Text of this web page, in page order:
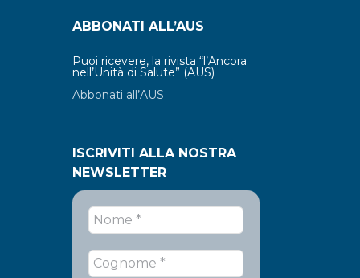
ABBONATI ALL’AUS
Puoi ricevere, la rivista “l’Ancora
nell’Unità di Salute” (AUS)
Abbonati all’AUS
ISCRIVITI ALLA NOSTRA
NEWSLETTER